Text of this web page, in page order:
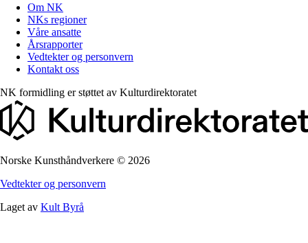
Om NK
NKs regioner
Våre ansatte
Årsrapporter
Vedtekter og personvern
Kontakt oss
NK formidling er støttet av Kulturdirektoratet
Norske Kunsthåndverkere © 2026
Vedtekter og personvern
Laget av Kult Byrå